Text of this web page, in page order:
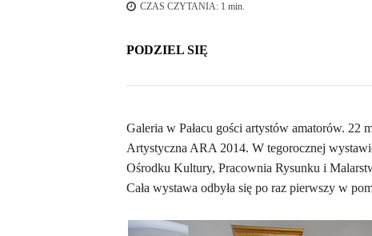
CZAS CZYTANIA: 1 min.
PODZIEL SIĘ
Galeria w Pałacu gości artystów amatorów. 22
Artystyczna ARA 2014. W tegorocznej
Ośrodku Kultury, Pracownia Rysunku i
Cała wystawa odbyła się po raz pierwszy w